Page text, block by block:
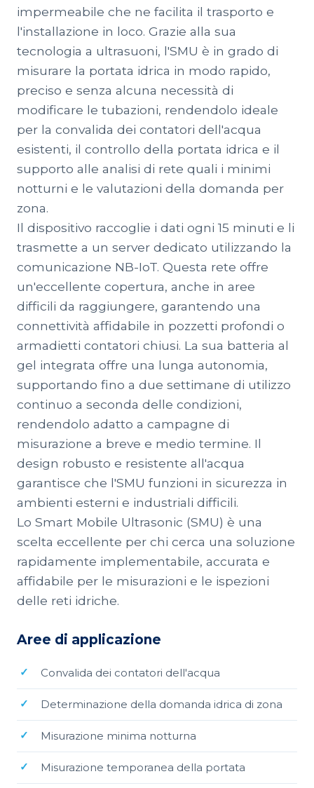
impermeabile che ne facilita il trasporto e
l'installazione in loco. Grazie alla sua
tecnologia a ultrasuoni, l'SMU è in grado di
misurare la portata idrica in modo rapido,
preciso e senza alcuna necessità di
modificare le tubazioni, rendendolo ideale
per la convalida dei contatori dell'acqua
esistenti, il controllo della portata idrica e il
supporto alle analisi di rete quali i minimi
notturni e le valutazioni della domanda per
zona.
Il dispositivo raccoglie i dati ogni 15 minuti e li
trasmette a un server dedicato utilizzando la
comunicazione NB-IoT. Questa rete offre
un'eccellente copertura, anche in aree
difficili da raggiungere, garantendo una
connettività affidabile in pozzetti profondi o
armadietti contatori chiusi. La sua batteria al
gel integrata offre una lunga autonomia,
supportando fino a due settimane di utilizzo
continuo a seconda delle condizioni,
rendendolo adatto a campagne di
misurazione a breve e medio termine. Il
design robusto e resistente all'acqua
garantisce che l'SMU funzioni in sicurezza in
ambienti esterni e industriali difficili.
Lo Smart Mobile Ultrasonic (SMU) è una
scelta eccellente per chi cerca una soluzione
rapidamente implementabile, accurata e
affidabile per le misurazioni e le ispezioni
delle reti idriche.
Aree di applicazione
Convalida dei contatori dell'acqua
Determinazione della domanda idrica di zona
Misurazione minima notturna
Misurazione temporanea della portata